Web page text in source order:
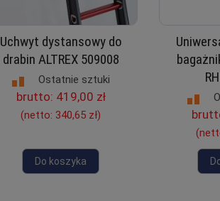
Uchwyt dystansowy do
drabin ALTREX 509008
Ostatnie sztuki
brutto: 419,00 zł
(netto: 340,65 zł)
Do koszyka